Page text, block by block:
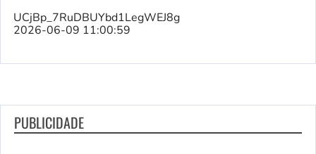
UCjBp_7RuDBUYbd1LegWEJ8g
2026-06-09 11:00:59
PUBLICIDADE